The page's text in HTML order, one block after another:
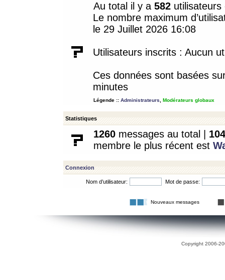
Au total il y a 582
Le nombre maximum
le 29 Juillet 2026 16:08
Utilisateurs inscrits : Aucun
Ces données sont basées
minutes
Légende :: Administrateurs Modérateurs globaux
Statistiques
1260 messages au total | 104
membre le plus récent est
Connexion
Nom d’utilisateur: Mot de passe:
Nouveaux messages
Copyright 2006-